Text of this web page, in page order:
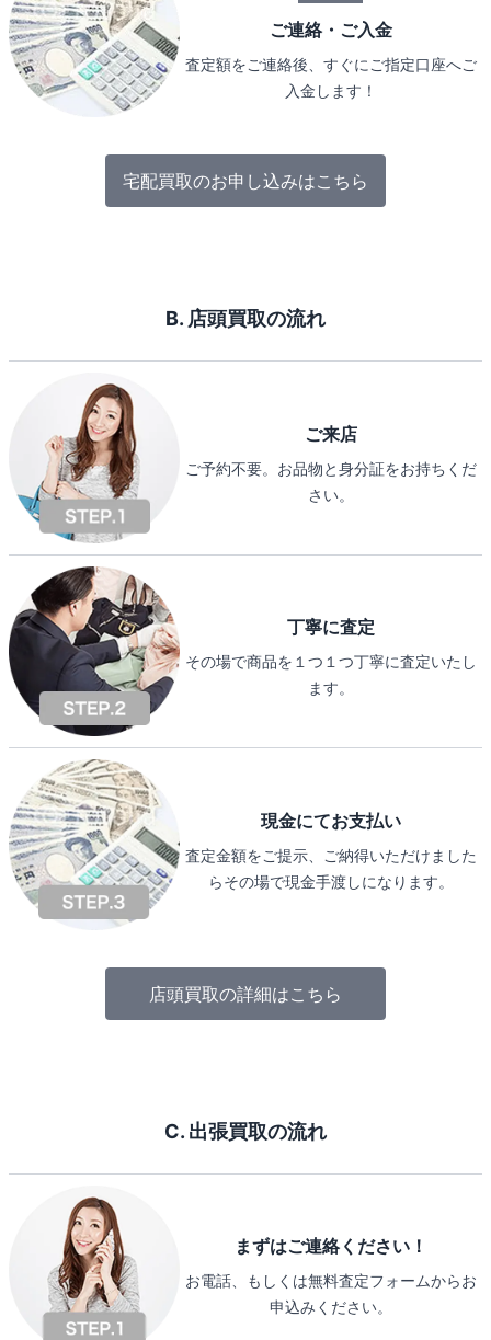
ご連絡・ご入金
査定額をご連絡後、すぐにご指定口座へご
入金します！
宅配買取のお申し込みはこちら
B. 店頭買取の流れ
ご来店
ご予約不要。お品物と身分証をお持ちくだ
さい。
丁寧に査定
その場で商品を１つ１つ丁寧に査定いたし
ます。
現金にてお支払い
査定金額をご提示、ご納得いただけました
らその場で現金手渡しになります。
店頭買取の詳細はこちら
C. 出張買取の流れ
まずはご連絡ください！
お電話、もしくは無料査定フォームからお
申込みください。